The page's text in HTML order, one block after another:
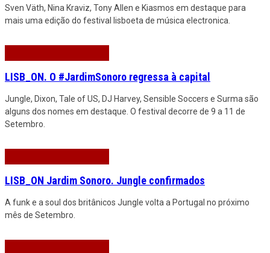
Sven Väth, Nina Kraviz, Tony Allen e Kiasmos em destaque para
mais uma edição do festival lisboeta de música electronica.
LISB_ON. O #JardimSonoro regressa à capital
Jungle, Dixon, Tale of US, DJ Harvey, Sensible Soccers e Surma são
alguns dos nomes em destaque. O festival decorre de 9 a 11 de
Setembro.
LISB_ON Jardim Sonoro. Jungle confirmados
A funk e a soul dos britânicos Jungle volta a Portugal no próximo
mês de Setembro.